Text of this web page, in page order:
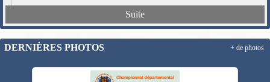
Suite
DERNIÈRES PHOTOS + de photos